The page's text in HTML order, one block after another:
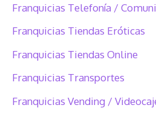
Franquicias Telefonía /
Franquicias Tiendas Eróticas
Franquicias Tiendas Online
Franquicias Transportes
Franquicias Vending /